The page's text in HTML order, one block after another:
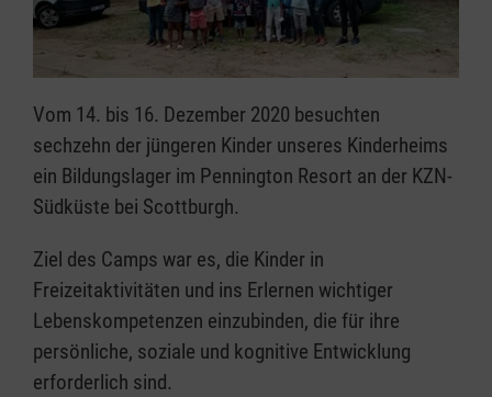
Vom 14. bis 16. Dezember 2020 besuchten
sechzehn der jüngeren Kinder unseres Kinderheims
ein Bildungslager im Pennington Resort an der KZN-
Südküste bei Scottburgh.
Ziel des Camps war es, die Kinder in
Freizeitaktivitäten und ins Erlernen wichtiger
Lebenskompetenzen einzubinden, die für ihre
persönliche, soziale und kognitive Entwicklung
erforderlich sind.